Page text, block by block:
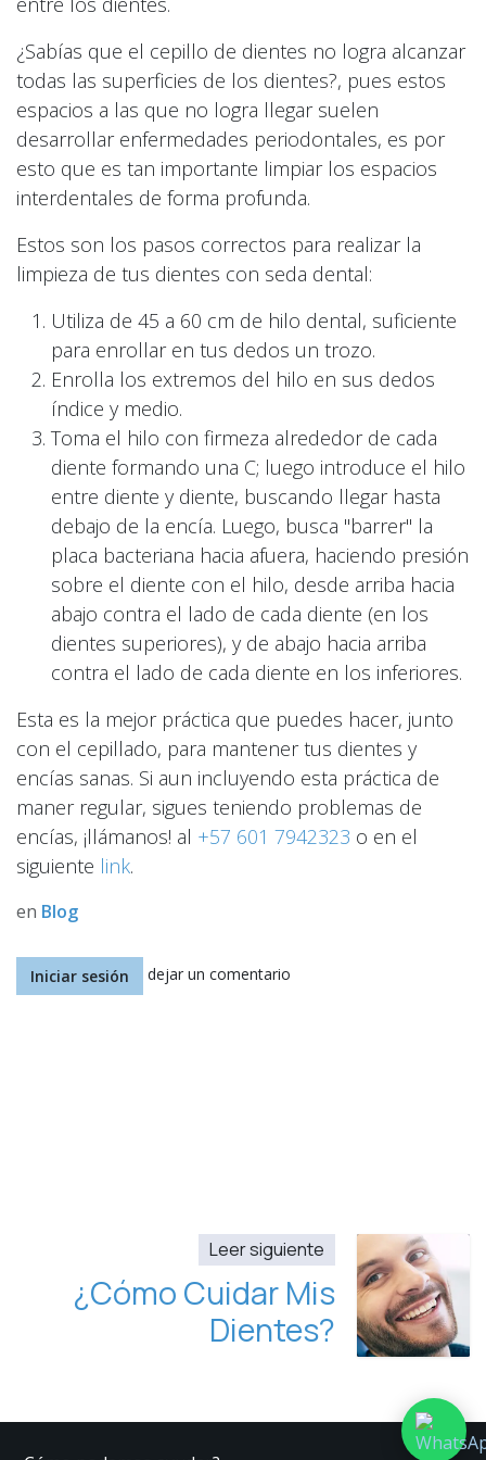
¿Sabías que el cepillo de dientes no logra alcanzar
todas las superficies de los dientes?, pues estos
espacios a las que no logra llegar suelen
desarrollar enfermedades periodontales, es por
esto que es tan importante limpiar los espacios
interdentales de forma profunda.
Estos son los pasos correctos para realizar la
limpieza de tus dientes con seda dental:
Utiliza de 45 a 60 cm de hilo dental, suficiente
para enrollar en tus dedos un trozo.
Enrolla los extremos del hilo en sus dedos
índice y medio.
Toma el hilo con firmeza alrededor de cada
diente formando una C; luego introduce el hilo
entre diente y diente, buscando llegar hasta
debajo de la encía. Luego, busca "barrer" la
placa bacteriana hacia afuera, haciendo presión
sobre el diente con el hilo, desde arriba hacia
abajo contra el lado de cada diente (en los
dientes superiores), y de abajo hacia arriba
contra el lado de cada diente en los inferiores.
Esta es la mejor práctica que puedes hacer, junto
con el cepillado, para mantener tus dientes y
encías sanas. Si aun incluyendo esta práctica de
maner regular, sigues teniendo problemas de
encías, ¡llámanos! al +57 601 7942323 o en el
siguiente link.
en Blog
Iniciar sesión dejar un comentario
Leer siguiente
¿Cómo Cuidar Mis
Dientes?